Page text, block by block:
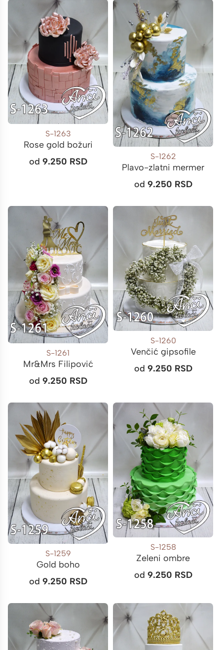
S-1263
Rose gold božuri
od 9.250 RSD
S-1262
Plavo-zlatni mermer
od 9.250 RSD
S-1261
Mr&Mrs Filipović
od 9.250 RSD
S-1260
Venčić gipsofile
od 9.250 RSD
S-1259
Gold boho
od 9.250 RSD
S-1258
Zeleni ombre
od 9.250 RSD